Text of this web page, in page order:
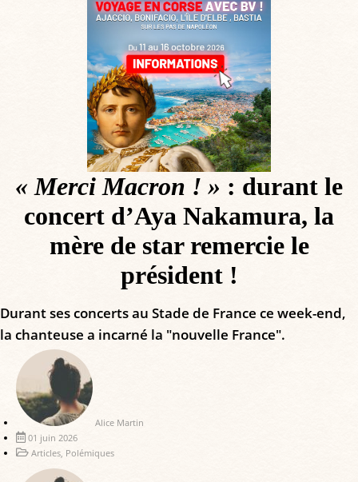
« Merci Macron ! » : durant le
concert d’Aya Nakamura, la
mère de star remercie le
président !
Durant ses concerts au Stade de France ce week-end,
la chanteuse a incarné la "nouvelle France".
Alice Martin
01 juin 2026
Articles Polémiques